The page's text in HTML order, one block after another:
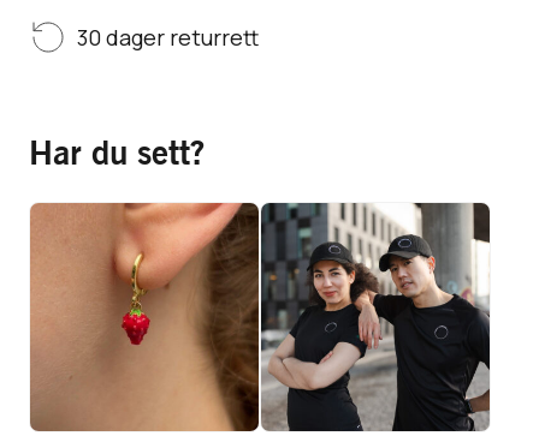
30 dager returrett
Har du sett?
øredobber
designet av
Vis produkt
399,-
Fuck
Cancer™
Treningstrøye,
herre
Vis produkt